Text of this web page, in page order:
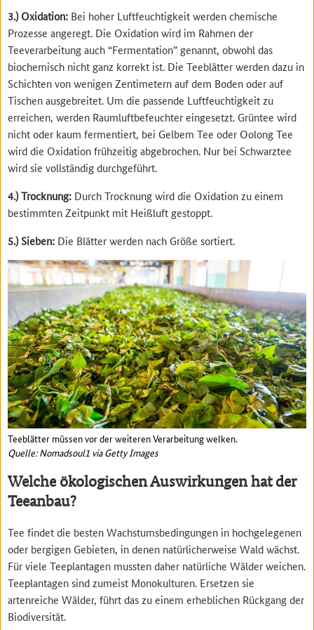
3.) Oxidation: Bei hoher Luftfeuchtigkeit werden chemische
Prozesse angeregt. Die Oxidation wird im Rahmen der
Teeverarbeitung auch “Fermentation” genannt, obwohl das
biochemisch nicht ganz korrekt ist. Die Teeblätter werden dazu in
Schichten von wenigen Zentimetern auf dem Boden oder auf
Tischen ausgebreitet. Um die passende Luftfeuchtigkeit zu
erreichen, werden Raumluftbefeuchter eingesetzt. Grüntee wird
nicht oder kaum fermentiert, bei Gelbem Tee oder Oolong Tee
wird die Oxidation frühzeitig abgebrochen. Nur bei Schwarztee
wird sie vollständig durchgeführt.
4.) Trocknung: Durch Trocknung wird die Oxidation zu einem
bestimmten Zeitpunkt mit Heißluft gestoppt.
5.) Sieben: Die Blätter werden nach Größe sortiert.
Teeblätter müssen vor der weiteren Verarbeitung welken.
Quelle: Nomadsoul1 via Getty Images
Welche ökologischen Auswirkungen hat der
Teeanbau?
Tee findet die besten Wachstumsbedingungen in hochgelegenen
oder bergigen Gebieten, in denen natürlicherweise Wald wächst.
Für viele Teeplantagen mussten daher natürliche Wälder weichen.
Teeplantagen sind zumeist Monokulturen. Ersetzen sie
artenreiche Wälder, führt das zu einem erheblichen Rückgang der
Biodiversität.